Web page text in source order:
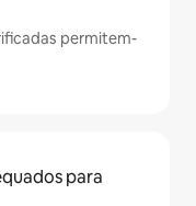
permitem-
para